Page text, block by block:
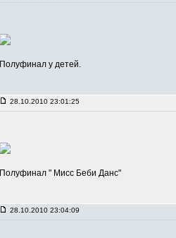
Полуфинал у детей.
28.10.2010 23:01:25
Полуфинал " Мисс Беби Данс"
28.10.2010 23:04:09